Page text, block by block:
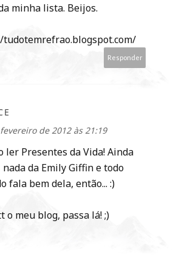
minha lista. Beijos.
Responder
de 2012 às 21:19
ler Presentes da Vida! Ainda
da Emily Giffin e todo
fala bem dela, então... :)
o meu blog, passa lá! ;)